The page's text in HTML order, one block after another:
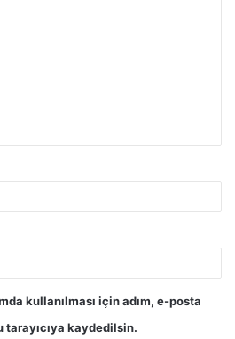
kullanılması için adım, e-posta
tarayıcıya kaydedilsin.